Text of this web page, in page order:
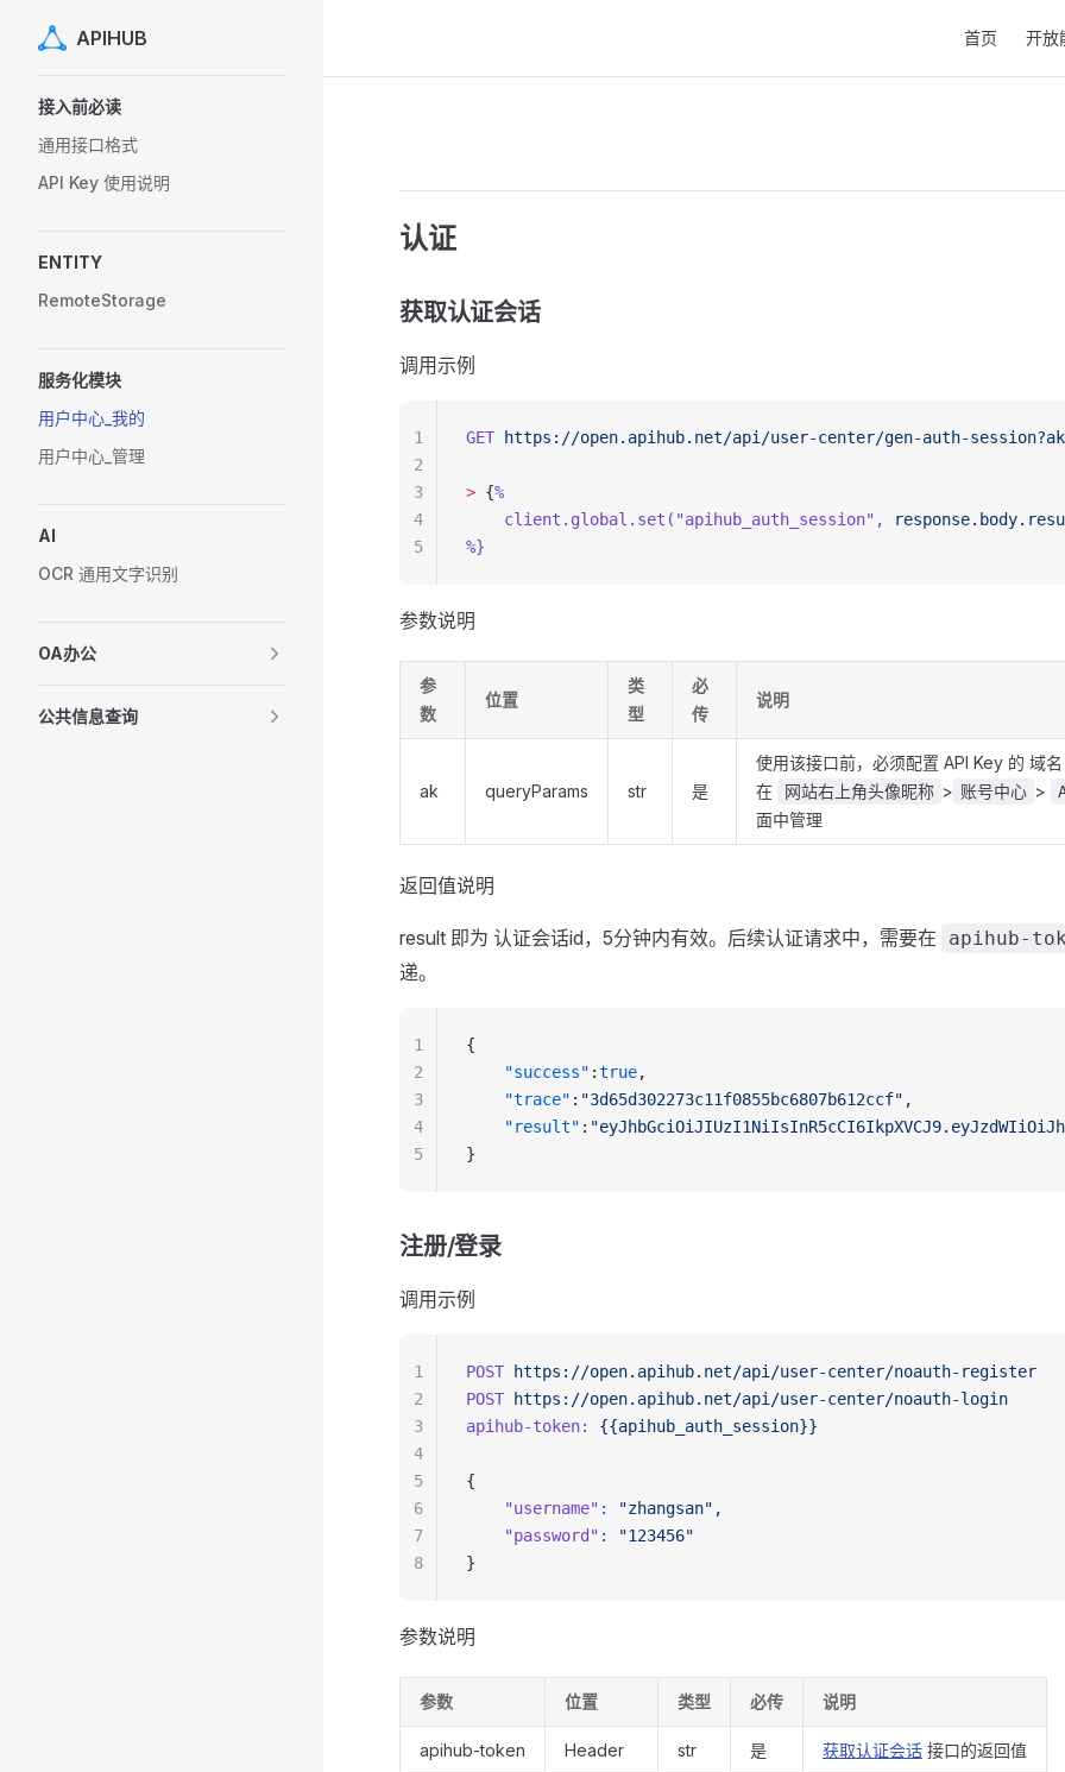
Skip to content
APIHUB 首页 开放
接入前必读
通用接口格式
API Key 使用说明
ENTITY
RemoteStorage
服务化模块
用户中心_我的
用户中心_管理
AI
OCR 通用文字识别
OA办公
公共信息查询
认证
获取认证会话
调用示例
GET https://open.apihub.net/api/user-center/gen-auth-
> {%
    client.global.set(
"apihub_auth_session" ,
%}
1
2
3
4
5
参数说明
参
数
位置
类
型
必
传
说明
ak queryParams str 是
使用该接口前，必须配置 API Key 的 域
在
网站右上角头像昵称 > 账号中心 >
面中管理
返回值说明
result 即为 认证会话id，5分钟内有效。后续认证请求中，需要在 apihub-
递。
{
    "success"
:true,
    "trace"
: "3d65d302273c11f0855bc6807b612ccf" ,
    "result"
:
}
1
2
3
4
5
注册/登录
调用示例
POST https://open.apihub.net/api/user-center/noauth-register
POST https://open.apihub.net/api/user-center/noauth-login
apihub-token:
{{apihub_auth_session}}
{
    "username"
:
"zhangsan",
    "password"
:
"123456"
}
1
2
3
4
5
6
7
8
参数说明
参数 位置 类型 必传 说明
apihub-token Header str 是 获取认证会话 接口的返回值